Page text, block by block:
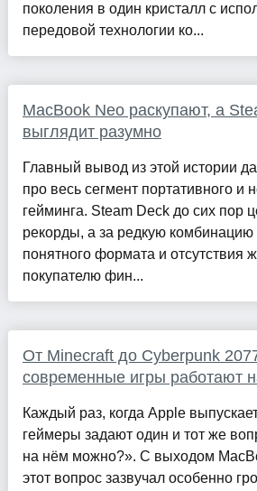
поколения в один кристалл с
передовой технологии ко...
MacBook Neo раскупают, а
выглядит разумно
Главный вывод из этой истории
про весь сегмент портативного и
гейминга. Steam Deck до сих пор
рекорды, а за редкую
понятного формата и отсутствия
покупателю фин...
От Minecraft до Cyberpunk
современные игры работают
Каждый раз, когда Apple
геймеры задают один и тот же
на нём можно?». С выходом
этот вопрос зазвучал особенно